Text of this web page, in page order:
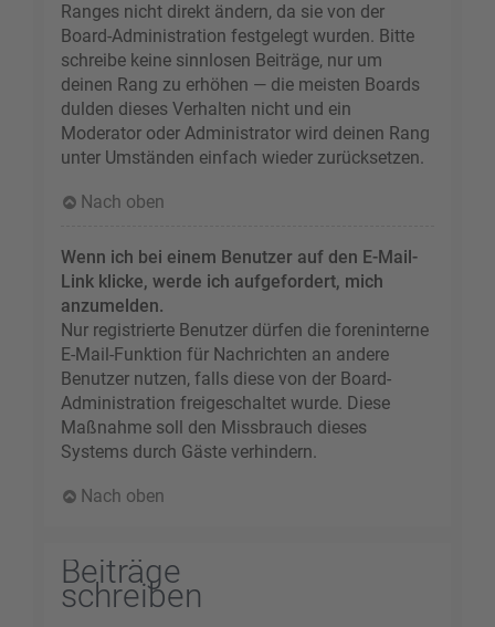
Ranges nicht direkt ändern, da sie von der
Board-Administration festgelegt wurden. Bitte
schreibe keine sinnlosen Beiträge, nur um
deinen Rang zu erhöhen — die meisten Boards
dulden dieses Verhalten nicht und ein
Moderator oder Administrator wird deinen Rang
unter Umständen einfach wieder zurücksetzen.
Nach oben
Wenn ich bei einem Benutzer auf den E-Mail-
Link klicke, werde ich aufgefordert, mich
anzumelden.
Nur registrierte Benutzer dürfen die foreninterne
E-Mail-Funktion für Nachrichten an andere
Benutzer nutzen, falls diese von der Board-
Administration freigeschaltet wurde. Diese
Maßnahme soll den Missbrauch dieses
Systems durch Gäste verhindern.
Nach oben
Beiträge
schreiben